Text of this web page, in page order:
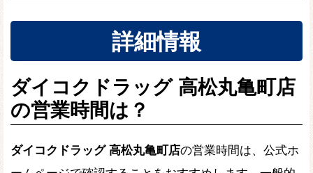
詳細情報
ダイコクドラッグ 高松丸亀町店
の営業時間は？
ダイコクドラッグ 高松丸亀町店の営業時間は、公式ホ